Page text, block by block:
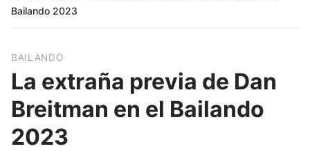
Bailando 2023
BAILANDO
La extraña previa de Dan
Breitman en el Bailando
2023